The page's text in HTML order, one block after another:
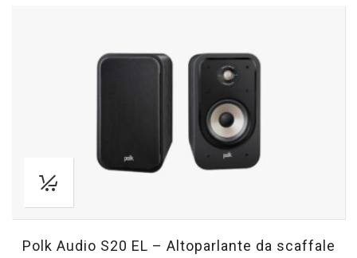
Polk Audio S20 EL – Altoparlante da scaffale